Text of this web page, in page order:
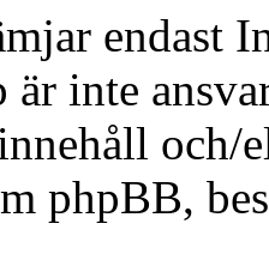
endast
är inte
och/
phpBB,